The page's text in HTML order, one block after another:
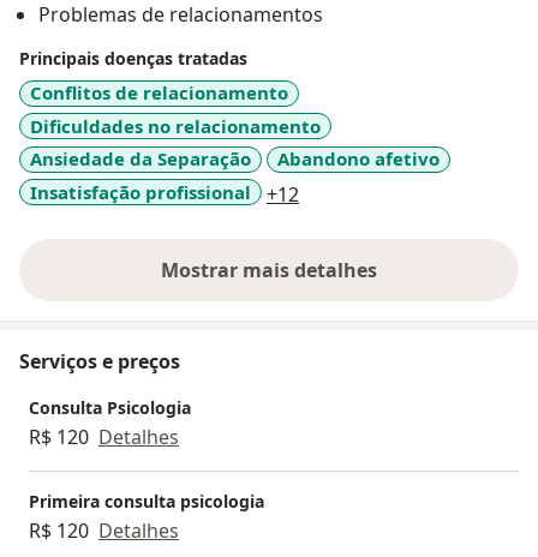
✔ Psicoterapia Individual de Jovem e Adulto;
✔ Psicoterapia de Casal;
✔ Relacionamentos e Sexualidade;
✔ Transtornos de Ansiedade;
✔ Transtornos Depressivos;
✔ Compulsões e Vícios.
sinta bem atendido(a) e ouvido(a)!
Problemas de relacionamentos
Principais doenças tratadas
Conflitos de relacionamento
Dificuldades no relacionamento
Ansiedade da Separação
Abandono afetivo
Insatisfação profissional
+12
Mostrar mais detalhes
sobre a experiência
Serviços e preços
Consulta Psicologia
R$ 120 Detalhes
Primeira consulta psicologia
R$ 120 Detalhes